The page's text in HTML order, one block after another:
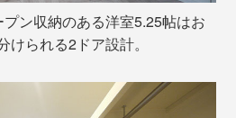
ン収納のある洋室5.25帖はお
られる2ドア設計。